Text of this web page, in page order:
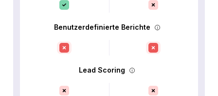
Benutzerdefinierte Berichte
Lead Scoring